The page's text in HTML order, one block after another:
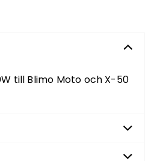
till Blimo Moto och X-50